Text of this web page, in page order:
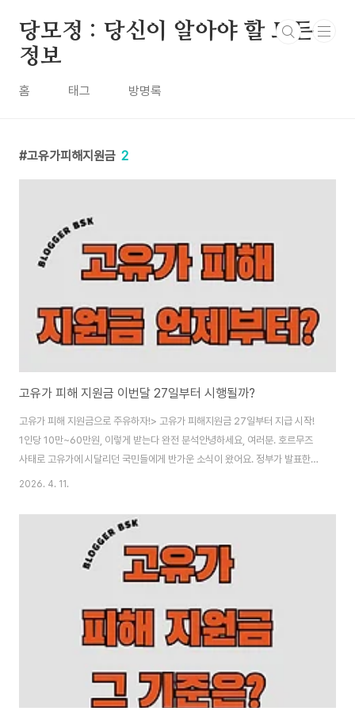
당모정 : 당신이 알아야 할 모든
정보
홈 태그 방명록
고유가피해지원금 2
고유가 피해 지원금 이번달 27일부터 시행될까?
고유가 피해 지원금으로 주유하자!> 고유가 피해지원금 27일부터 지급 시작!
1인당 10만~60만원, 이렇게 받는다 완전 분석안녕하세요, 여러분. 호르무즈
사태로 고유가에 시달리던 국민들에게 반가운 소식이 왔어요. 정부가 발표한
'고유가 피해지원금'이 **4월 27일부터 본격 지급**됩니다. 1인당 최소 10만
게 됩니다.지난 포스트에서 대상과 금액을 자세히 알려드렸는데, 이번에는 정
확한 지급 시작일, 순차 지급 방식, 신청·수령 방법, 사용처, 유의사항까지 최신
정보를 바탕으로 더 구체적으로 정리해드릴게요. "우리 집은 언제 받을 수 있
나?", "얼마나 받나?" 궁금하셨던 분들, 끝까지 읽어보시면 명확해질 거예요.지
2026. 4. 11.